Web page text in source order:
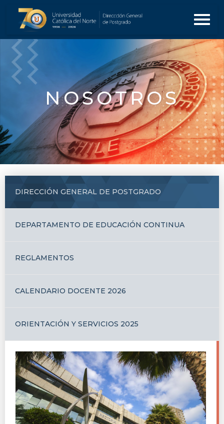
NOSOTROS
DIRECCIÓN GENERAL DE POSTGRADO
DEPARTAMENTO DE EDUCACIÓN CONTINUA
REGLAMENTOS
CALENDARIO DOCENTE 2026
ORIENTACIÓN Y SERVICIOS 2025